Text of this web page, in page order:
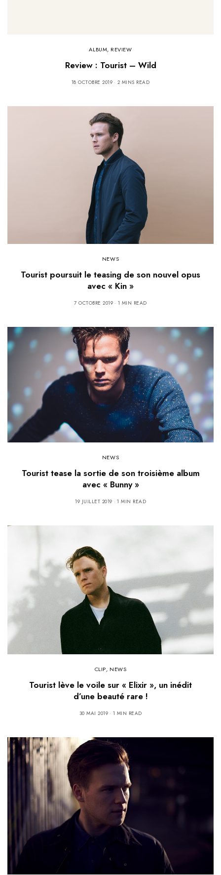
ALBUM, REVIEW
Review : Tourist – Wild
18 OCTOBRE 2019 2 MINS READ
NEWS
Tourist poursuit le teasing de son nouvel opus
avec « Kin »
7 OCTOBRE 2019 1 MIN READ
NEWS
Tourist tease la sortie de son troisième album
avec « Bunny »
19 JUILLET 2019 1 MIN READ
CLIP, NEWS
Tourist lève le voile sur « Elixir », un inédit
d’une beauté rare !
30 MAI 2019 1 MIN READ